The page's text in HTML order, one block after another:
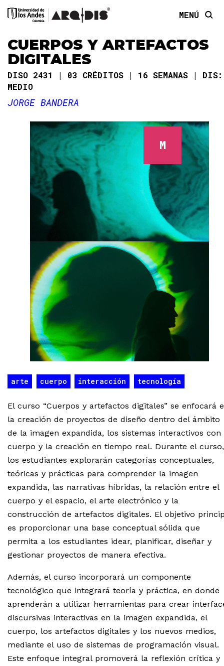
MENÚ
CUERPOS Y ARTEFACTOS
DIGITALES
DISO 2431 03 CRÉDITOS 16 SEMANAS
DIS:
MEDIO
JORGE BANDERA
M
arte cuerpo interacción tecnología
El curso “Cuerpos y artefactos digitales” se enfocará
la creación de proyectos de diseño dentro del ámbito
de la imagen expandida, los sistemas interactivos con
cuerpo y la creación en tiempo real. Durante el curso,
los estudiantes explorarán categorías conceptuales,
teóricas y prácticas para comprender la imagen
expandida, las narrativas híbridas, la relación entre el
cuerpo y el espacio, el arte electrónico y la
construcción de artefactos digitales. El objetivo
es proporcionar una base conceptual sólida que
permita a los estudiantes idear, planificar, diseñar y
gestionar proyectos de manera efectiva.
Además, el curso incorporará un componente
tecnológico que integrará teoría y práctica, en donde
aprenderán a utilizar herramientas para crear
discursivas interactivas en la imagen expandida, el
cuerpo, los artefactos digitales y los nuevos medios,
mediante el uso de sistemas de programación visual.
Este enfoque integral promoverá la reflexión crítica y